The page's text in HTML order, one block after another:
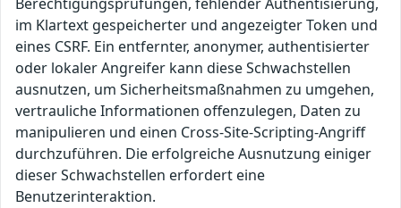
im Klartext gespeicherter und angezeigter Token und
eines CSRF. Ein entfernter, anonymer, authentisierter
oder lokaler Angreifer kann diese Schwachstellen
ausnutzen, um Sicherheitsmaßnahmen zu umgehen,
vertrauliche Informationen offenzulegen, Daten zu
manipulieren und einen Cross-Site-Scripting-Angriff
durchzuführen. Die erfolgreiche Ausnutzung einiger
dieser Schwachstellen erfordert eine
Benutzerinteraktion.